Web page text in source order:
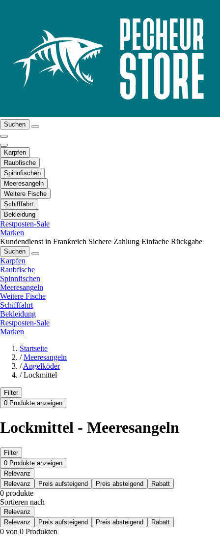
Suchen
Karpfen
Raubfische
Spinnfischen
Meeresangeln
Weitere Fische
Schifffahrt
Bekleidung
Restposten-Sale
Marken
Kundendienst in Frankreich Sichere Zahlung Einfache Rückgabe
Suchen
Karpfen
Raubfische
Spinnfischen
Meeresangeln
Weitere Fische
Schifffahrt
Bekleidung
Restposten-Sale
Marken
Startseite
/ Meeresangeln
/ Angelköder
/ Lockmittel
Filter
0 Produkte anzeigen
Lockmittel - Meeresangeln
Filter
0 Produkte anzeigen
Relevanz
Relevanz
Preis aufsteigend Preis absteigend Rabatt
0 produkte
Sortieren nach
Relevanz
Relevanz
Preis aufsteigend Preis absteigend Rabatt
0 von 0 Produkten